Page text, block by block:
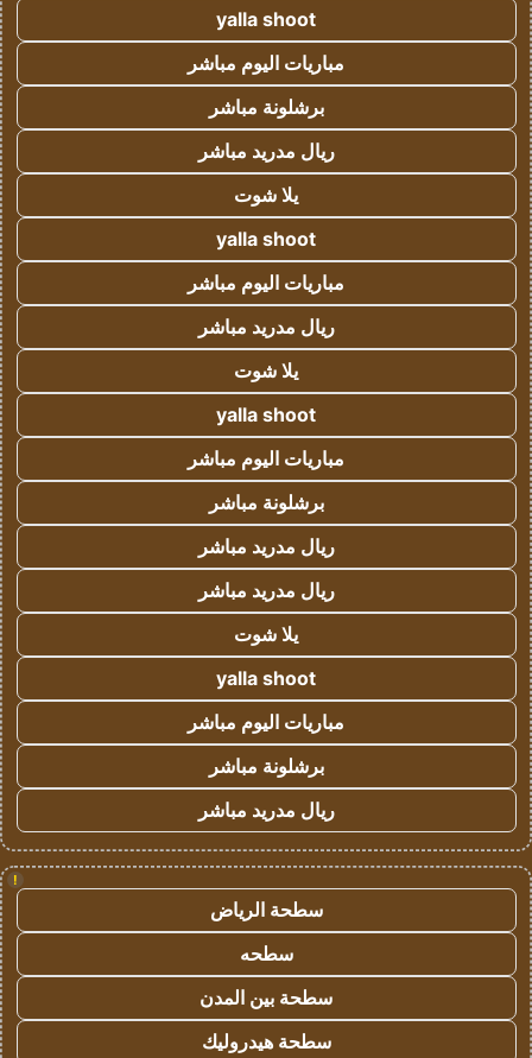
yalla shoot
مباريات اليوم مباشر
برشلونة مباشر
ريال مدريد مباشر
يلا شوت
yalla shoot
مباريات اليوم مباشر
ريال مدريد مباشر
يلا شوت
yalla shoot
مباريات اليوم مباشر
برشلونة مباشر
ريال مدريد مباشر
ريال مدريد مباشر
يلا شوت
yalla shoot
مباريات اليوم مباشر
برشلونة مباشر
ريال مدريد مباشر
!
سطحة الرياض
سطحه
سطحة بين المدن
سطحة هيدروليك